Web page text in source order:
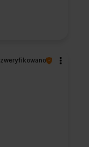
zweryfikowano